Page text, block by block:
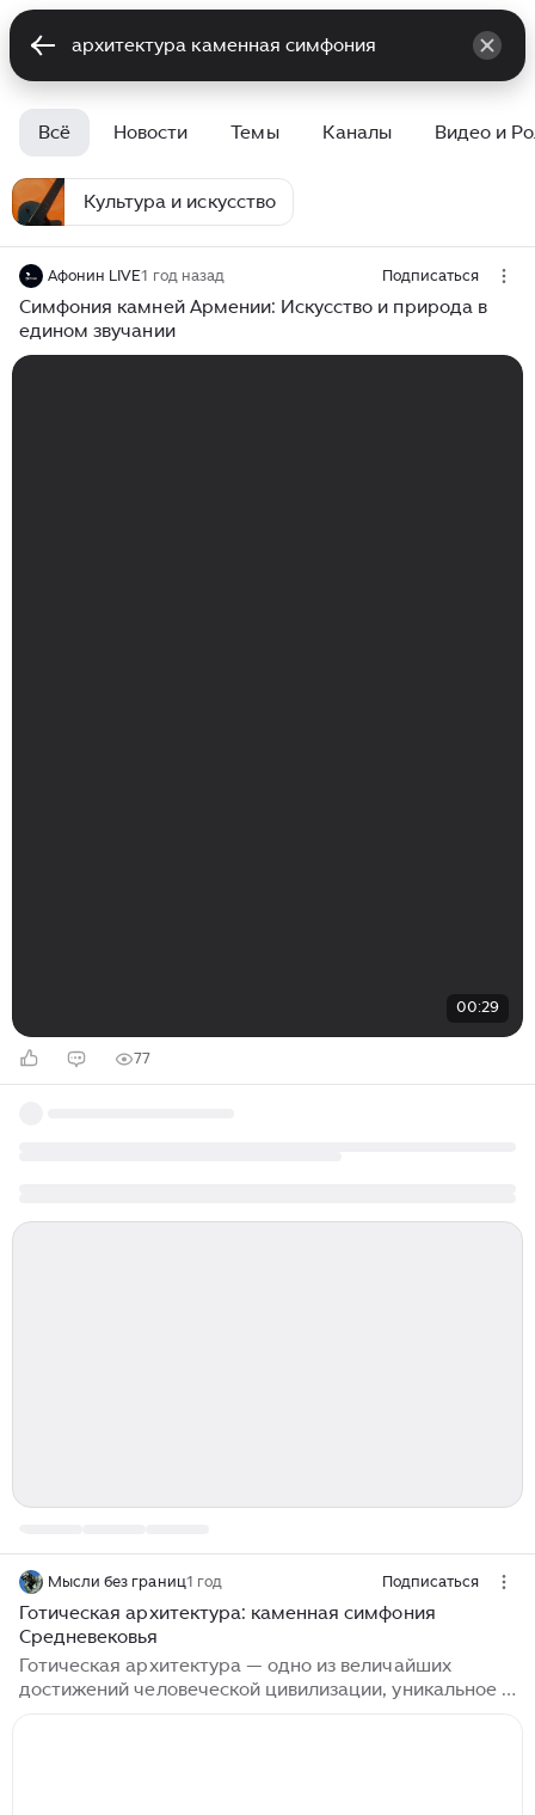
Всё Новости Темы Каналы Видео и
Культура и искусство
Афонин LIVE1 год назад Подписаться
Симфония камней Армении: Искусство и природа в
едином звучании
00:29
77
Мысли без границ1 год Подписаться
Готическая архитектура: каменная симфония
Средневековья
Готическая архитектура — одно из величайших
достижений человеческой цивилизации, уникальное в